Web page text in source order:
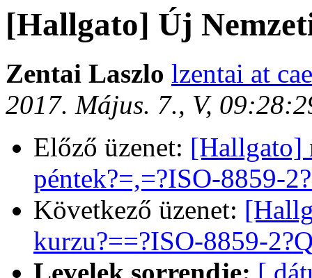
[Hallgato] Új
Zentai Laszlo lzentai at
2017. Május. 7., V,
Előző üzenet: [Hallgato]
péntek?=,=?ISO-8859-
Következő üzenet:
kurzu?==?ISO-8859-